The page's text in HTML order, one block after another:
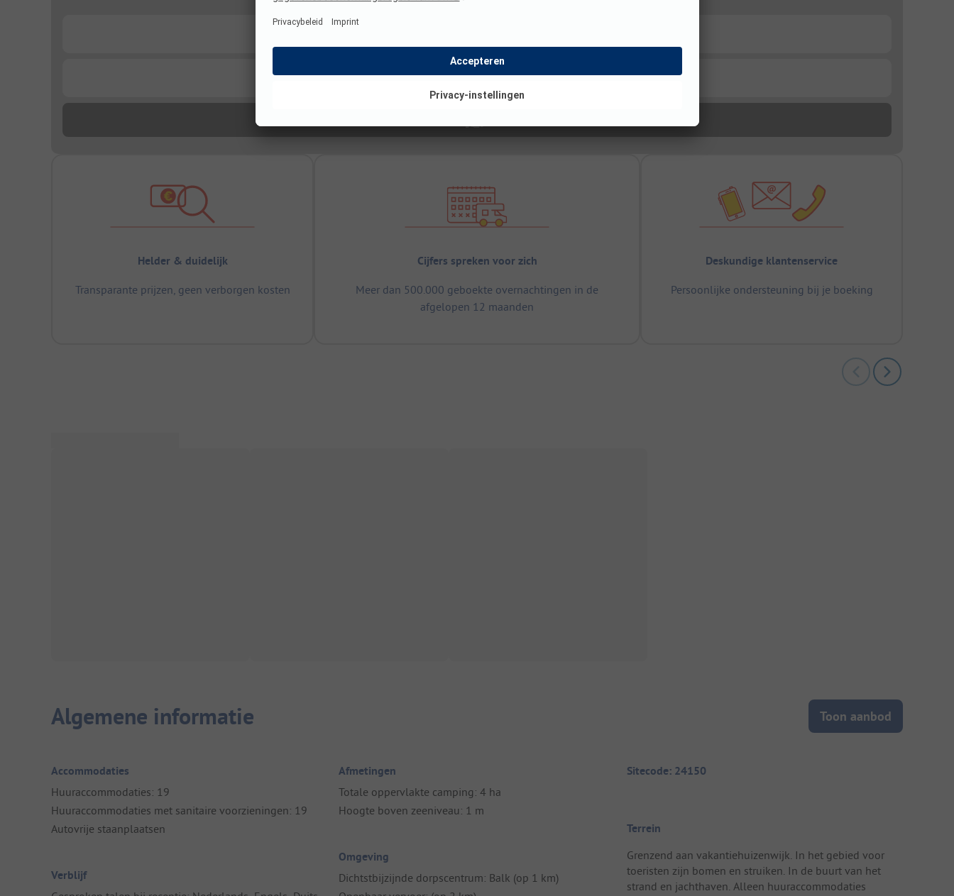
Helder & duidelijk
Transparante prijzen, geen verborgen kosten
Cijfers spreken voor zich
Meer dan 500.000 geboekte overnachtingen in de
afgelopen 12 maanden
Deskundige klantenservice
Persoonlijke ondersteuning bij je boeking
Algemene informatie Toon aanbod
Accommodaties
Huuraccommodaties: 19
Huuraccommodaties met sanitaire voorzieningen: 19
Autovrije staanplaatsen
Verblijf
Afmetingen
Totale oppervlakte camping: 4 ha
Hoogte boven zeeniveau: 1 m
Omgeving
Dichtstbijzijnde dorpscentrum: Balk (op 1 km)
Sitecode: 24150
Terrein
Grenzend aan vakantiehuizenwijk. In het gebied voor
toeristen zijn bomen en struiken. In de buurt van het
strand en jachthaven. Alleen huuraccommodaties